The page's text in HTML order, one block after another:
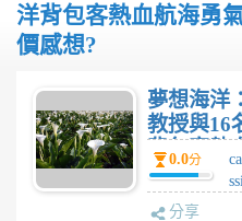
洋背包客熱血航海勇
價感想?
夢想海洋
教授與16
背包客熱
勇氣之路
想?
0.0分
ca
分享